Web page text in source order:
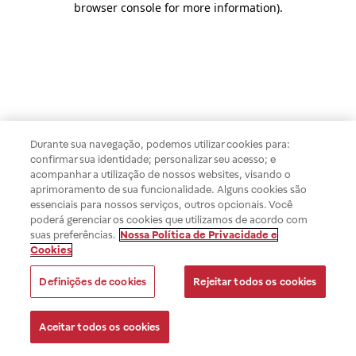
browser console for more information).
Durante sua navegação, podemos utilizar cookies para:
confirmar sua identidade; personalizar seu acesso; e
acompanhar a utilização de nossos websites, visando o
aprimoramento de sua funcionalidade. Alguns cookies são
essenciais para nossos serviços, outros opcionais. Você
poderá gerenciar os cookies que utilizamos de acordo com
suas preferências. Nossa Política de Privacidade e
Cookies
Definições de cookies Rejeitar todos os cookies
Aceitar todos os cookies